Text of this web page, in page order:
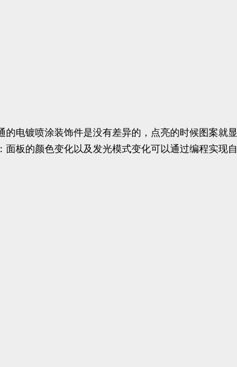
的电镀喷涂装饰件是没有差异的，点亮的时候图案
板的颜色变化以及发光模式变化可以通过编程实现自